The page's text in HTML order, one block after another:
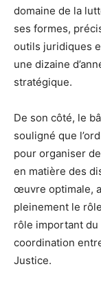
domaine de la
ses formes,
outils juridiques
une dizaine
stratégique.
De son côté, le
souligné que
pour organiser
en matière des
œuvre optimale,
pleinement le
rôle important du
coordination
Justice.